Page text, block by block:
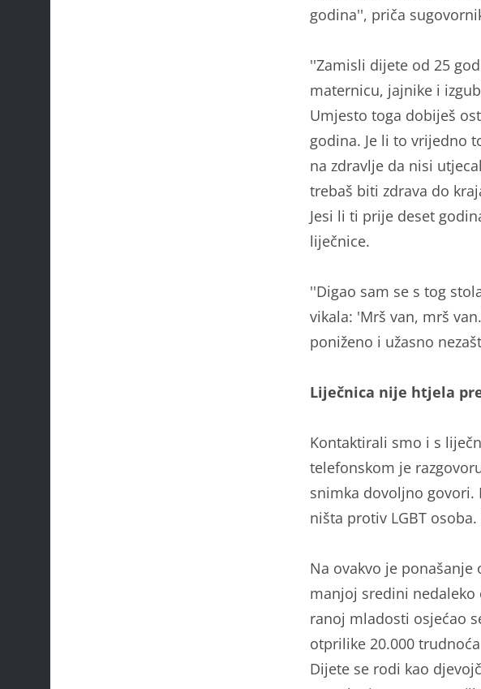
godina'', priča
''Zamisli dijete od 25
maternicu, jajnike i
Umjesto toga dobiješ
godina. Je li to vrijedno
na zdravlje da nisi
trebaš biti zdrava do
Jesi li ti prije deset
liječnice.
''Digao sam se s tog
vikala: 'Mrš van, mrš
poniženo i užasno
Liječnica nije htjela
Kontaktirali smo i s
telefonskom je
snimka dovoljno govori.
ništa protiv LGBT
Na ovakvo je ponašanje
manjoj sredini nedaleko
ranoj mladosti osjećao
otprilike 20.000
Dijete se rodi kao